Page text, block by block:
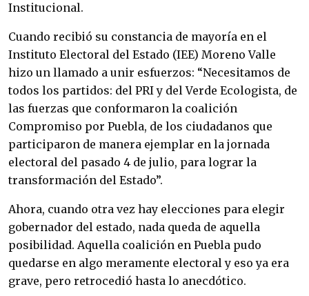
Institucional.
Cuando recibió su constancia de mayoría en el
Instituto Electoral del Estado (IEE) Moreno Valle
hizo un llamado a unir esfuerzos: “Necesitamos de
todos los partidos: del PRI y del Verde Ecologista, de
las fuerzas que conformaron la coalición
Compromiso por Puebla, de los ciudadanos que
participaron de manera ejemplar en la jornada
electoral del pasado 4 de julio, para lograr la
transformación del Estado”.
Ahora, cuando otra vez hay elecciones para elegir
gobernador del estado, nada queda de aquella
posibilidad. Aquella coalición en Puebla pudo
quedarse en algo meramente electoral y eso ya era
grave, pero retrocedió hasta lo anecdótico.